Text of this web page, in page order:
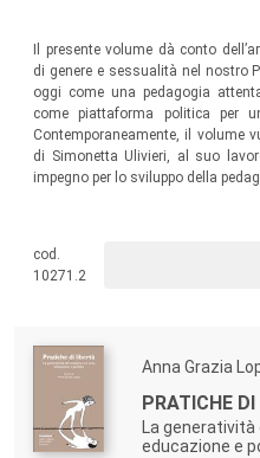
Il presente volume dà conto
di genere e sessualità nel nostro
oggi come una pedagogia
come piattaforma politica per
Contemporaneamente, il volume
di Simonetta Ulivieri, al suo
impegno per lo sviluppo della
cod.
10271.2
Anna Grazia
PRATICHE
La
educazione e